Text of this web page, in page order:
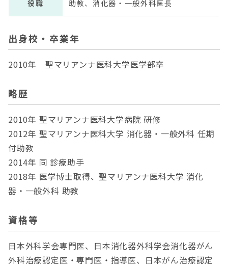
役職 助教、消化器・一般外科医長
出身校・卒業年
2010年 聖マリアンナ医科大学医学部卒
略歴
2010年 聖マリアンナ医科大学病院 研修
2012年 聖マリアンナ医科大学 消化器・一般外科 任期
付助教
2014年 同 診療助手
2018年 医学博士取得、聖マリアンナ医科大学 消化
器・一般外科 助教
資格等
日本外科学会専門医、日本消化器外科学会消化器がん
外科治療認定医・専門医・指導医、日本がん治療認定